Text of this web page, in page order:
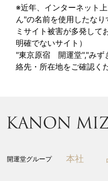
※近年、インターネット
ん"の名前を使用したな
ミサイト被害が多発して
明確でないサイト）
"東京原宿 開運堂","みず
絡先・所在地をご確認く
開運堂グループ 本社